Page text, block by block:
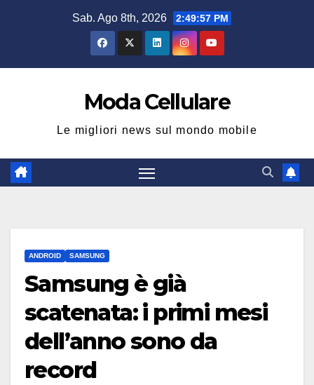
Sab. Ago 8th, 2026 2:49:57 PM
Moda Cellulare
Le migliori news sul mondo mobile
ANDROID SAMSUNG
Samsung è già
scatenata: i primi mesi
dell’anno sono da
record